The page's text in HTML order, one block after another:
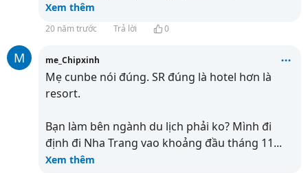
Xem thêm
20 năm trước Trả lời 0
M me_Chipxinh
Mẹ cunbe nói đúng. SR đúng là hotel hơn là
resort.
Bạn làm bên ngành du lịch phải ko? Mình đi
định đi Nha Trang vao khoảng đầu tháng 11...
Xem thêm